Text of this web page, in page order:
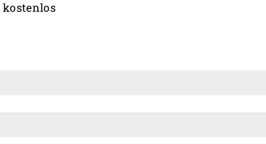
kostenlos